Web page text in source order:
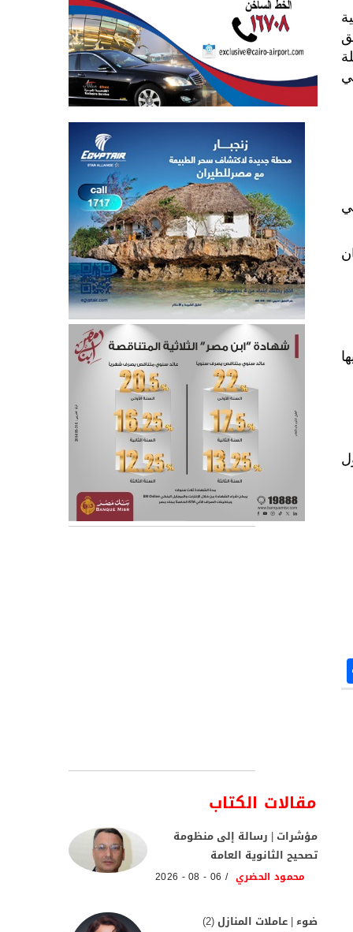
يقول
مقالات الكتاب
مؤشرات | رسالة إلى منظومة
تصحيح الثانوية العامة
محمود الحضري 06 - 08 - 2026
ضوء | عاملات المنازل (2)